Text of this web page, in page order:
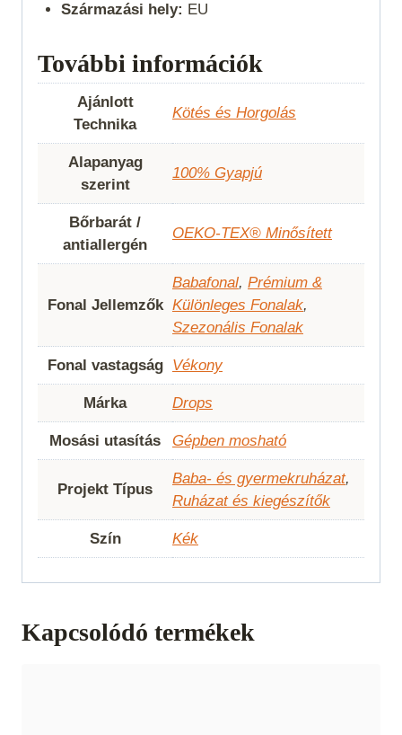
Származási hely: EU
További információk
Ajánlott
Technika
Kötés és Horgolás
Alapanyag
szerint
100% Gyapjú
Bőrbarát /
antiallergén
OEKO-TEX® Minősített
Fonal Jellemzők
Babafonal, Prémium &
Különleges Fonalak,
Szezonális Fonalak
Fonal vastagság Vékony
Márka Drops
Mosási utasítás Gépben mosható
Projekt Típus
Baba- és gyermekruházat,
Ruházat és kiegészítők
Szín Kék
Kapcsolódó termékek